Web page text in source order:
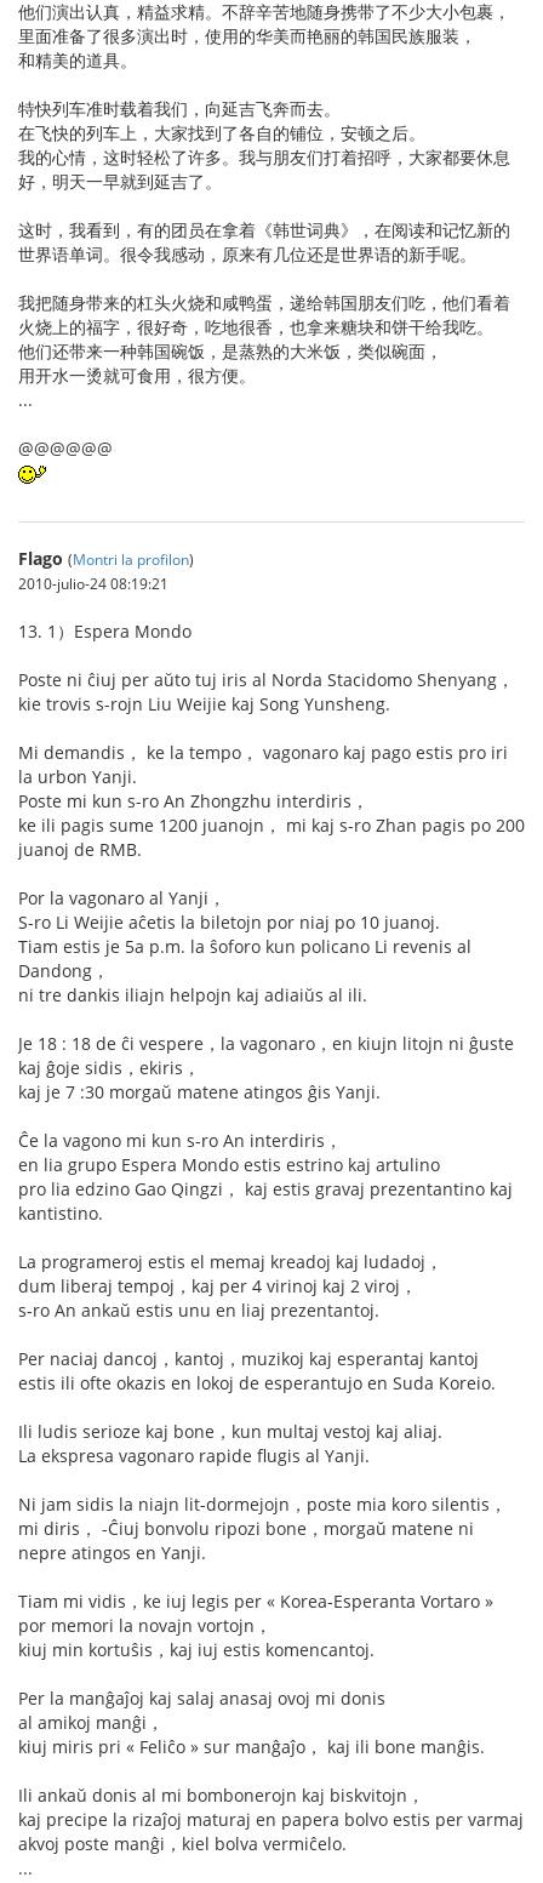
他们演出认真，精益求精。不辞辛苦地随身携带了不少大小包裹，
里面准备了很多演出时，使用的华美而艳丽的韩国民族服装，
和精美的道具。
特快列车准时载着我们，向延吉飞奔而去。
在飞快的列车上，大家找到了各自的铺位，安顿之后。
我的心情，这时轻松了许多。我与朋友们打着招呼，大家都要休息
好，明天一早就到延吉了。
这时，我看到，有的团员在拿着《韩世词典》，在阅读和记忆新的
世界语单词。很令我感动，原来有几位还是世界语的新手呢。
我把随身带来的杠头火烧和咸鸭蛋，递给韩国朋友们吃，他们看着
火烧上的福字，很好奇，吃地很香，也拿来糖块和饼干给我吃。
他们还带来一种韩国碗饭，是蒸熟的大米饭，类似碗面，
用开水一烫就可食用，很方便。
...
@@@@@@
Flago (Montri la profilon)
2010-julio-24 08:19:21
13. 1）Espera Mondo
Poste ni ĉiuj per aŭto tuj iris al Norda Stacidomo Shenyang，
kie trovis s-rojn Liu Weijie kaj Song Yunsheng.
Mi demandis， ke la tempo， vagonaro kaj pago estis pro iri
la urbon Yanji.
Poste mi kun s-ro An Zhongzhu interdiris，
ke ili pagis sume 1200 juanojn， mi kaj s-ro Zhan pagis po 200
juanoj de RMB.
Por la vagonaro al Yanji，
S-ro Li Weijie aĉetis la biletojn por niaj po 10 juanoj.
Tiam estis je 5a p.m. la ŝoforo kun policano Li revenis al
Dandong，
ni tre dankis iliajn helpojn kaj adiaiŭs al ili.
Je 18 : 18 de ĉi vespere，la vagonaro，en kiujn litojn ni ĝuste
kaj ĝoje sidis，ekiris，
kaj je 7 :30 morgaŭ matene atingos ĝis Yanji.
Ĉe la vagono mi kun s-ro An interdiris，
en lia grupo Espera Mondo estis estrino kaj artulino
pro lia edzino Gao Qingzi， kaj estis gravaj prezentantino kaj
kantistino.
La programeroj estis el memaj kreadoj kaj ludadoj，
dum liberaj tempoj，kaj per 4 virinoj kaj 2 viroj，
s-ro An ankaŭ estis unu en liaj prezentantoj.
Per naciaj dancoj，kantoj，muzikoj kaj esperantaj kantoj
estis ili ofte okazis en lokoj de esperantujo en Suda Koreio.
Ili ludis serioze kaj bone，kun multaj vestoj kaj aliaj.
La ekspresa vagonaro rapide flugis al Yanji.
Ni jam sidis la niajn lit-dormejojn，poste mia koro silentis，
mi diris， -Ĉiuj bonvolu ripozi bone，morgaŭ matene ni
nepre atingos en Yanji.
Tiam mi vidis，ke iuj legis per « Korea-Esperanta Vortaro »
por memori la novajn vortojn，
kiuj min kortuŝis，kaj iuj estis komencantoj.
Per la manĝaĵoj kaj salaj anasaj ovoj mi donis
al amikoj manĝi，
kiuj miris pri « Feliĉo » sur manĝaĵo， kaj ili bone manĝis.
Ili ankaŭ donis al mi bombonerojn kaj biskvitojn，
kaj precipe la rizaĵoj maturaj en papera bolvo estis per varmaj
akvoj poste manĝi，kiel bolva vermiĉelo.
...